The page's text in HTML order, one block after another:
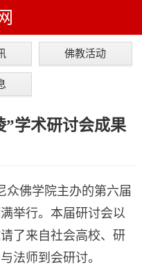
佛教活动
”学术研讨会成果
众佛学院主办的第六届
举行。本届研讨会以
了来自社会高校、研
法师到会研讨。